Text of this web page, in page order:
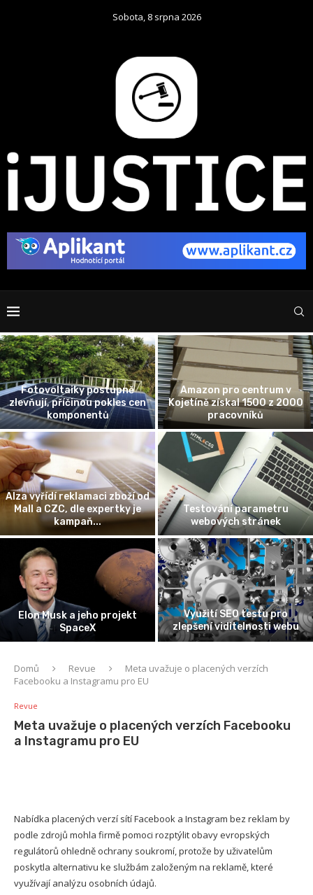
Sobota, 8 srpna 2026
Fotovoltaiky postupně
zlevňují, příčinou pokles cen
komponentů
Amazon pro centrum v
Kojetíně získal 1500 z 2000
pracovníků
Alza vyřídí reklamaci zboží od
Mall a CZC, dle expertky je
kampaň...
Testování parametru
webových stránek
Elon Musk a jeho projekt
SpaceX
Využití SEO testu pro
zlepšení viditelnosti webu
Domů Revue
Meta uvažuje o placených verzích
Facebooku a Instagramu pro EU
Revue
Meta uvažuje o placených verzích Facebooku
a Instagramu pro EU
Nabídka placených verzí sítí Facebook a Instagram bez reklam by
podle zdrojů mohla firmě pomoci rozptýlit obavy evropských
regulátorů ohledně ochrany soukromí, protože by uživatelům
poskytla alternativu ke službám založeným na reklamě, které
využívají analýzu osobních údajů.